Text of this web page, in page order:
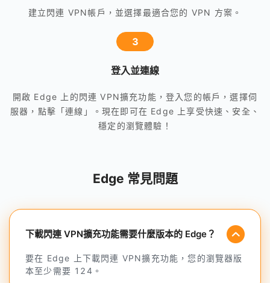
建立閃連 VPN帳戶，並選擇最適合您的 VPN 方案。
3
登入並連線
開啟 Edge 上的閃連 VPN擴充功能，登入您的帳戶，選擇伺
服器，點擊「連線」。現在即可在 Edge 上享受快速、安全、
穩定的瀏覽體驗！
Edge 常見問題
下載閃連 VPN擴充功能需要什麼版本的 Edge？
要在 Edge 上下載閃連 VPN擴充功能，您的瀏覽器版
本至少需要 124。